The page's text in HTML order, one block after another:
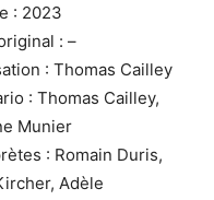
: 2023
: –
: Thomas Cailley
: Thomas Cailley,
Munier
: Romain Duris,
Adèle